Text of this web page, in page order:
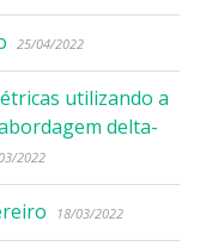
25/04/2022
utilizando a
delta-
2022
18/03/2022